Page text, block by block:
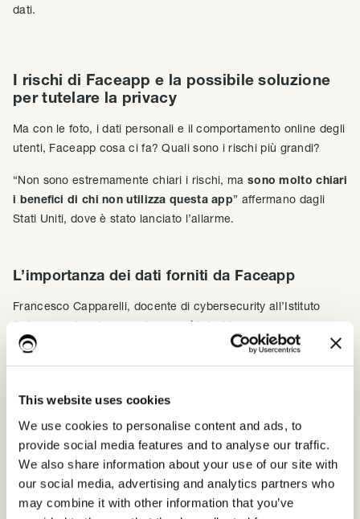
This website uses cookies
We use cookies to personalise content and ads, to
provide social media features and to analyse our traffic.
We also share information about your use of our site with
our social media, advertising and analytics partners who
may combine it with other information that you’ve
dati.
I rischi di Faceapp e la possibile soluzione
per tutelare la privacy
Ma con le foto, i dati personali e il comportamento online degli
utenti, Faceapp cosa ci fa? Quali sono i rischi più grandi?
“Non sono estremamente chiari i rischi, ma sono molto chiari
i benefici di chi non utilizza questa app” affermano dagli
Stati Uniti, dove è stato lanciato l’allarme.
L’importanza dei dati forniti da Faceapp
Francesco Capparelli, docente di cybersecurity all’Istituto
italiano per la privacy,spiega così i rischi:
“Immaginiamo l’intelligenza artificiale come un bambino che
neurale occorre fargli vedere tutto.
Si chiama Data annotation, gli assistenti vocali fanno lo stesso
registrando la voce.Il database creato può essere utilizzato
per infiniti scopi. Sono i big data a far girare l’economia:
una carta d’identità rubata sul deep web vale 3,5 €.”